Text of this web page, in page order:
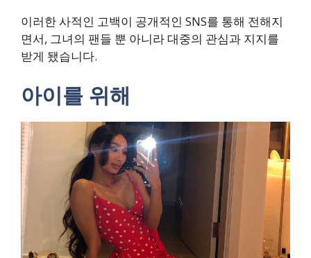
이러한 사적인 고백이 공개적인 SNS를 통해 전해지
면서, 그녀의 팬들 뿐 아니라 대중의 관심과 지지를
받게 됐습니다.
아이를 위해